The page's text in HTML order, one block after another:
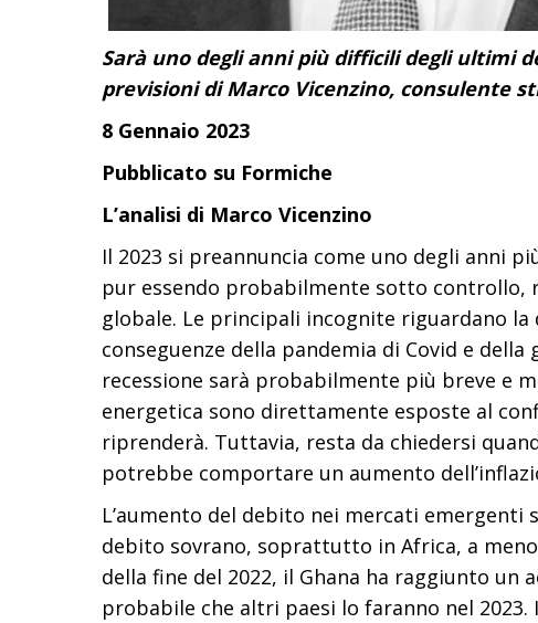
Sarà uno degli anni più difficili degli ultimi
previsioni di Marco Vicenzino, consulente
8 Gennaio 2023
Pubblicato su Formiche
L’analisi di Marco Vicenzino
Il 2023 si preannuncia come uno degli anni
pur essendo probabilmente sotto controllo,
globale. Le principali incognite riguardano
conseguenze della pandemia di Covid e
recessione sarà probabilmente più breve e
energetica sono direttamente esposte al
riprenderà. Tuttavia, resta da chiedersi
potrebbe comportare un aumento
L’aumento del debito nei mercati
debito sovrano, soprattutto in Africa, a
della fine del 2022, il Ghana ha raggiunto un
probabile che altri paesi lo faranno nel